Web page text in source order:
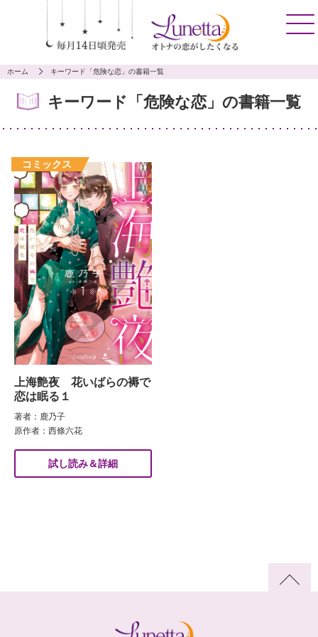
ホーム キーワード「危険な恋」の書籍一覧
キーワード「危険な恋」の書籍一覧
上海艶夜 花いばらの褥で
恋は眠る１
著者：鹿乃子
原作者：西條六花
試し読み＆詳細